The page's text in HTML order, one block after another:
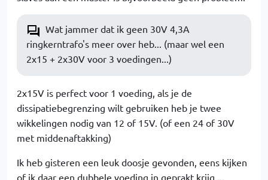
Wat jammer dat ik geen 30V 4,3A
ringkerntrafo's meer over heb... (maar wel een
2x15 + 2x30V voor 3 voedingen...)
2x15V is perfect voor 1 voeding, als je de
dissipatiebegrenzing wilt gebruiken heb je twee
wikkelingen nodig van 12 of 15V. (of een 24 of 30V
met middenaftakking)
Ik heb gisteren een leuk doosje gevonden, eens kijken
of ik daar een dubbele voeding in geprakt krijg ...